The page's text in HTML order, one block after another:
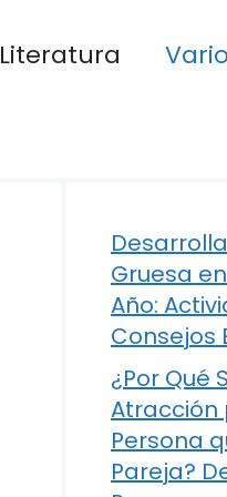
Literatura
Gruesa
Año:
Consejos
¿Por Qué
Atracción
Persona
Pareja?